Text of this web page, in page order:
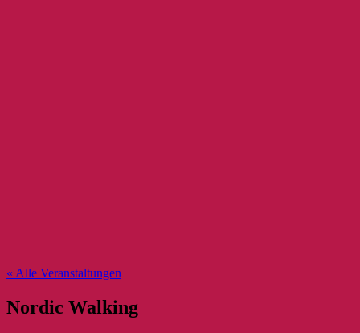
« Alle Veranstaltungen
Nordic Walking